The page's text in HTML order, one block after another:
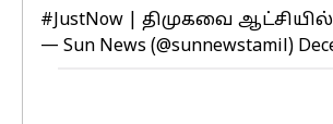
#JustNow | திமுகவை
— Sun News (@sunnewstamil)